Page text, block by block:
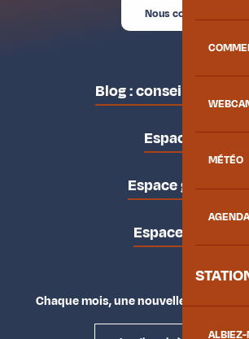
MÉTÉO
AGENDA
ALBIEZ-
Nous contacter
Blog : conseils des
Espace pro
Espace groupes
Espace presse
Chaque mois, une nouvelle façon